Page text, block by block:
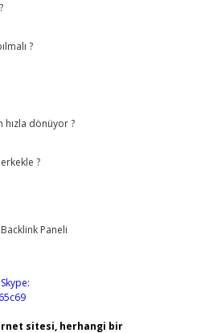
?
hızla dönüyor ?
?
Skype:
sitesi, herhangi bir